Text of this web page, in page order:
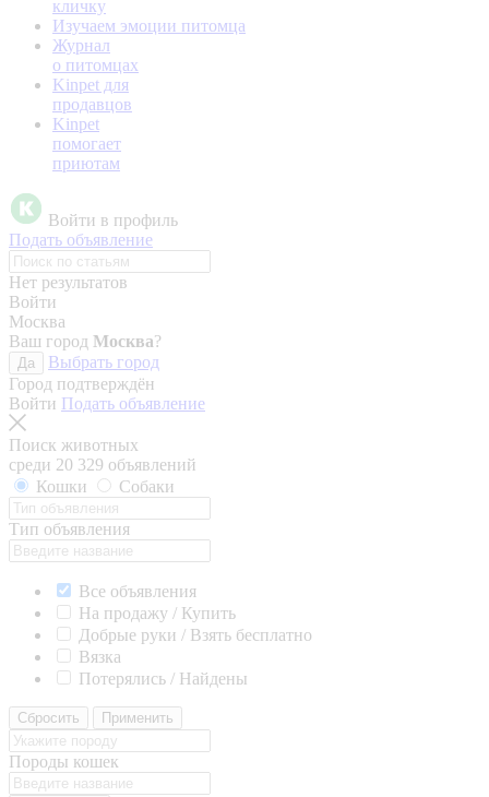
кличку
Изучаем эмоции питомца
Журнал
о питомцах
Kinpet для
продавцов
Kinpet
помогает
приютам
Войти в профиль
Подать объявление
Нет результатов
Войти
Москва
Ваш город Москва?
Да
Выбрать город
Город подтверждён
Войти Подать объявление
Поиск животных
среди 20 329 объявлений
Кошки
Собаки
Тип объявления
Все объявления
На продажу / Купить
Добрые руки / Взять бесплатно
Вязка
Потерялись / Найдены
Сбросить Применить
Породы кошек